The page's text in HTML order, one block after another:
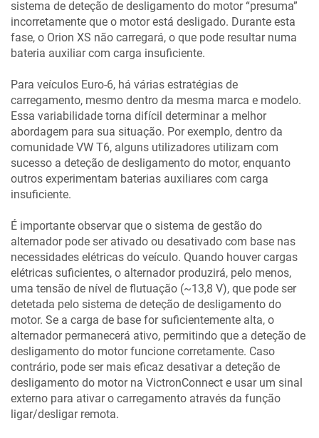
sistema de deteção de desligamento do motor “presuma”
incorretamente que o motor está desligado. Durante esta
fase, o Orion XS não carregará, o que pode resultar numa
bateria auxiliar com carga insuficiente.
Para veículos Euro-6, há várias estratégias de
carregamento, mesmo dentro da mesma marca e modelo.
Essa variabilidade torna difícil determinar a melhor
abordagem para sua situação. Por exemplo, dentro da
comunidade VW T6, alguns utilizadores utilizam com
sucesso a deteção de desligamento do motor, enquanto
outros experimentam baterias auxiliares com carga
insuficiente.
É importante observar que o sistema de gestão do
alternador pode ser ativado ou desativado com base nas
necessidades elétricas do veículo. Quando houver cargas
elétricas suficientes, o alternador produzirá, pelo menos,
uma tensão de nível de flutuação (~13,8 V), que pode ser
detetada pelo sistema de deteção de desligamento do
motor. Se a carga de base for suficientemente alta, o
alternador permanecerá ativo, permitindo que a deteção de
desligamento do motor funcione corretamente. Caso
contrário, pode ser mais eficaz desativar a deteção de
desligamento do motor na VictronConnect e usar um sinal
externo para ativar o carregamento através da função
ligar/desligar remota.